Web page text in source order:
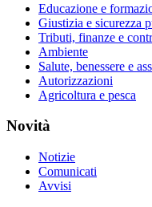
Educazione e
Giustizia e sicurezza
Tributi, finanze e
Ambiente
Salute, benessere e
Autorizzazioni
Agricoltura e pesca
Novità
Notizie
Comunicati
Avvisi